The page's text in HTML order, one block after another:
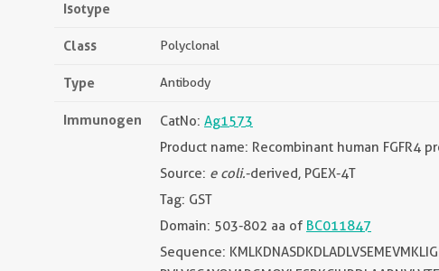
Isotype
Class Polyclonal
Type Antibody
Immunogen CatNo: Ag1573
Product name: Recombinant human FGFR4
Source: e coli.-derived, PGEX-4T
Tag: GST
Domain: 503-802 aa of BC011847
Sequence: